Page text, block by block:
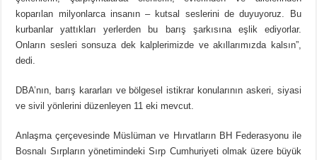
koparılan milyonlarca insanın – kutsal seslerini de duyuyoruz. Bu
kurbanlar yattıkları yerlerden bu barış şarkısına eşlik ediyorlar.
Onların sesleri sonsuza dek kalplerimizde ve akıllarımızda kalsın”,
dedi.
DBA’nın, barış kararları ve bölgesel istikrar konularının askeri, siyasi
ve sivil yönlerini düzenleyen 11 eki mevcut.
Anlaşma çerçevesinde Müslüman ve Hırvatların BH Federasyonu ile
Bosnalı Sırpların yönetimindeki Sırp Cumhuriyeti olmak üzere büyük